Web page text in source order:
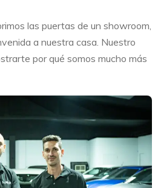
las puertas de un showroom,
a nuestra casa. Nuestro
por qué somos mucho más